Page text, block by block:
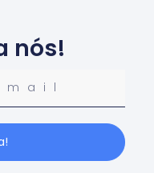
nós!